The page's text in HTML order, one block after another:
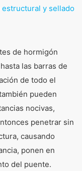
y sellado
de hormigón
las barras de
de todo el
pueden
nocivas,
penetrar sin
causando
ponen en
del puente.